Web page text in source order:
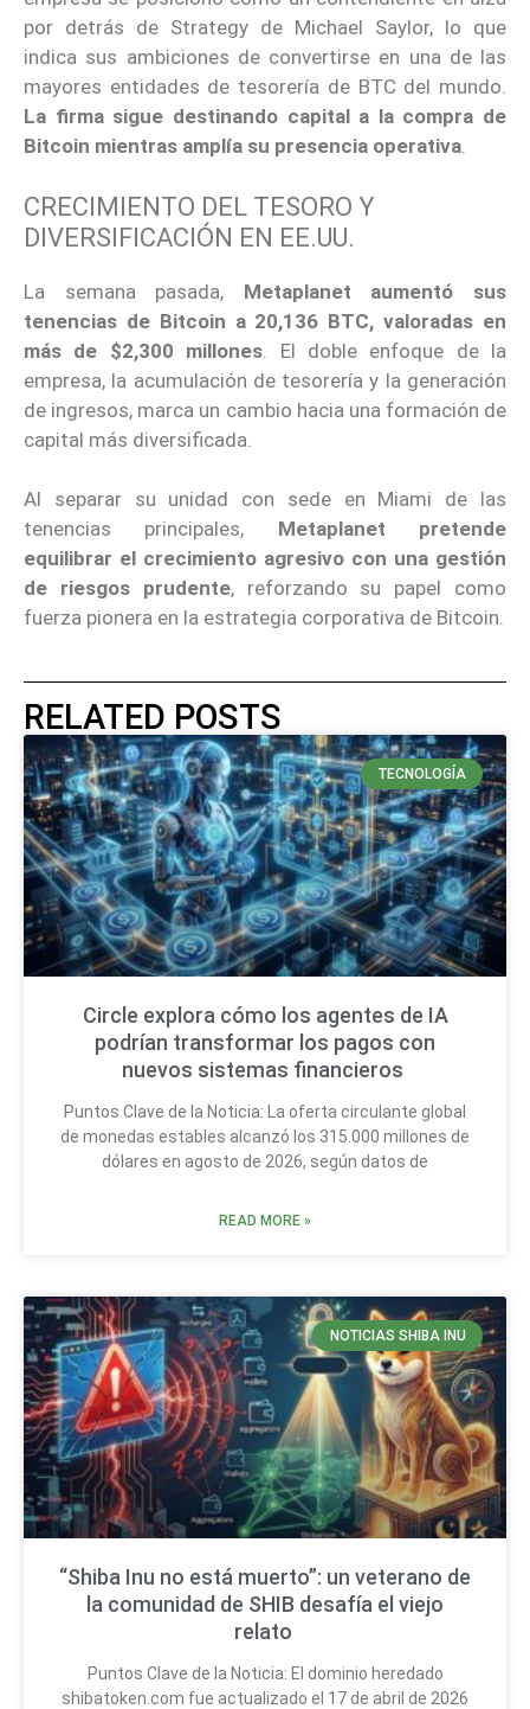
por detrás de Strategy de Michael Saylor, lo que
indica sus ambiciones de convertirse en una de las
mayores entidades de tesorería de BTC del mundo.
La firma sigue destinando capital a la compra de
Bitcoin mientras amplía su presencia operativa.
CRECIMIENTO DEL TESORO Y
DIVERSIFICACIÓN EN EE.UU.
La semana pasada, Metaplanet aumentó sus
tenencias de Bitcoin a 20,136 BTC, valoradas en
más de $2,300 millones . El doble enfoque de la
empresa, la acumulación de tesorería y la generación
de ingresos, marca un cambio hacia una formación de
capital más diversificada.
Al separar su unidad con sede en Miami de las
tenencias principales, Metaplanet pretende
equilibrar el crecimiento agresivo con una gestión
de riesgos prudente, reforzando su papel como
fuerza pionera en la estrategia corporativa de Bitcoin.
RELATED POSTS
TECNOLOGÍA
Circle explora cómo los agentes de IA
podrían transformar los pagos con
nuevos sistemas financieros
Puntos Clave de la Noticia: La oferta circulante global
de monedas estables alcanzó los 315.000 millones de
dólares en agosto de 2026, según datos de
READ MORE »
NOTICIAS SHIBA INU
“Shiba Inu no está muerto”: un veterano de
la comunidad de SHIB desafía el viejo
relato
Puntos Clave de la Noticia: El dominio heredado
shibatoken.com fue actualizado el 17 de abril de 2026